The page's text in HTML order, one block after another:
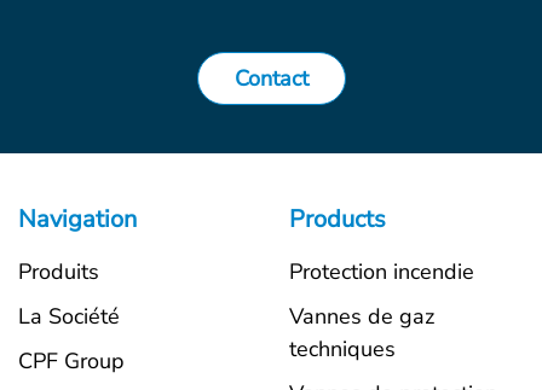
Contact
Navigation
Produits
La Société
CPF Group
Products
Protection incendie
Vannes de gaz
techniques